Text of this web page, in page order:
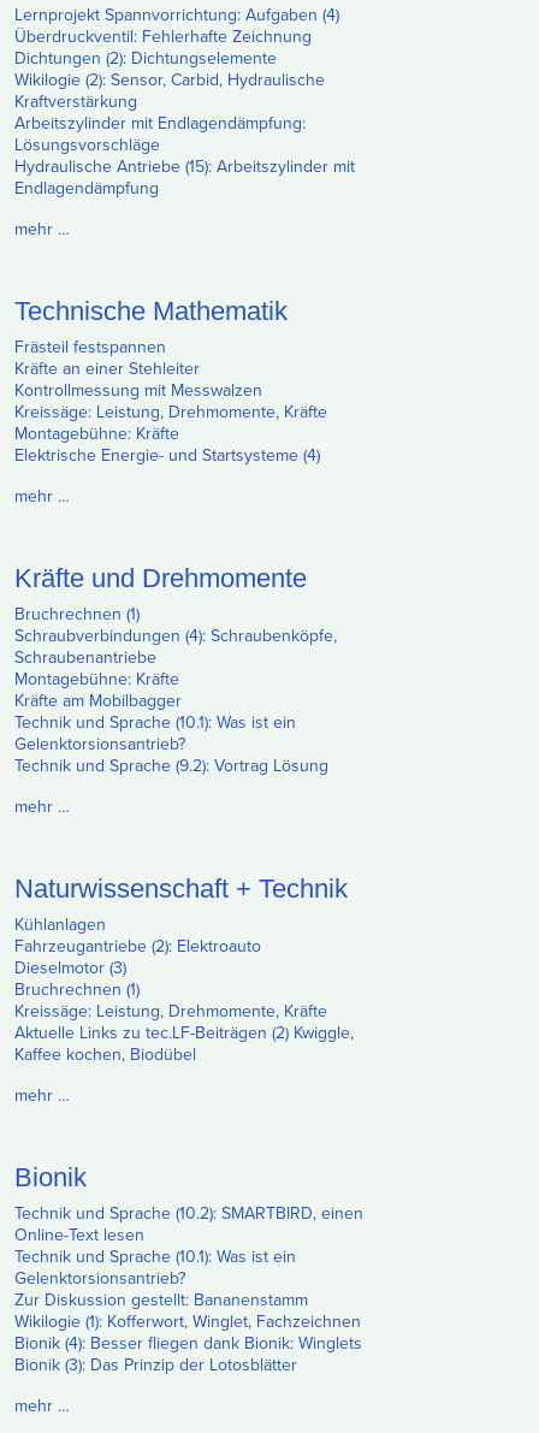
Lernprojekt Spannvorrichtung: Aufgaben (4)
Überdruckventil: Fehlerhafte Zeichnung
Dichtungen (2): Dichtungselemente
Wikilogie (2): Sensor, Carbid, Hydraulische
Kraftverstärkung
Arbeitszylinder mit Endlagendämpfung:
Lösungsvorschläge
Hydraulische Antriebe (15): Arbeitszylinder mit
Endlagendämpfung
mehr …
Technische Mathematik
Frästeil festspannen
Kräfte an einer Stehleiter
Kontrollmessung mit Messwalzen
Kreissäge: Leistung, Drehmomente, Kräfte
Montagebühne: Kräfte
Elektrische Energie- und Startsysteme (4)
mehr …
Kräfte und Drehmomente
Bruchrechnen (1)
Schraubverbindungen (4): Schraubenköpfe,
Schraubenantriebe
Montagebühne: Kräfte
Kräfte am Mobilbagger
Technik und Sprache (10.1): Was ist ein
Gelenktorsionsantrieb?
Technik und Sprache (9.2): Vortrag Lösung
mehr …
Naturwissenschaft + Technik
Kühlanlagen
Fahrzeugantriebe (2): Elektroauto
Dieselmotor (3)
Bruchrechnen (1)
Kreissäge: Leistung, Drehmomente, Kräfte
Aktuelle Links zu tec.LF-Beiträgen (2) Kwiggle,
Kaffee kochen, Biodübel
mehr …
Bionik
Technik und Sprache (10.2): SMARTBIRD, einen
Online-Text lesen
Technik und Sprache (10.1): Was ist ein
Gelenktorsionsantrieb?
Zur Diskussion gestellt: Bananenstamm
Wikilogie (1): Kofferwort, Winglet, Fachzeichnen
Bionik (4): Besser fliegen dank Bionik: Winglets
Bionik (3): Das Prinzip der Lotosblätter
mehr …